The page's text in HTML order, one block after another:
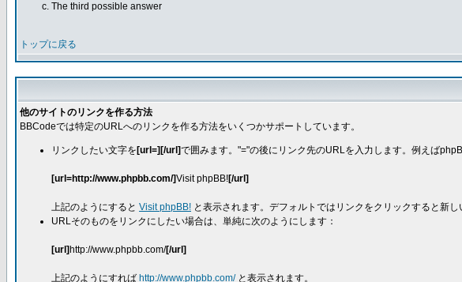
The third possible answer
トップに戻る
他のサイトのリンクを作る方法
BBCodeでは特定のURLへのリンクを作る方法をいくつかサポートしています。
リンクしたい文字を [url=][/url]で囲みます。"="の後にリンク先のURLを入力します。例えば
[url=http://www.phpbb.com/]Visit phpBB![/url]
上記のようにすると Visit phpBB! と表示されます。デフォルトではリンクをクリックすると新
URLそのものをリンクにしたい場合は、単純に次のようにします：
[url] http://www.phpbb.com/[/url]
上記のようにすれば http://www.phpbb.com/と表示されます。